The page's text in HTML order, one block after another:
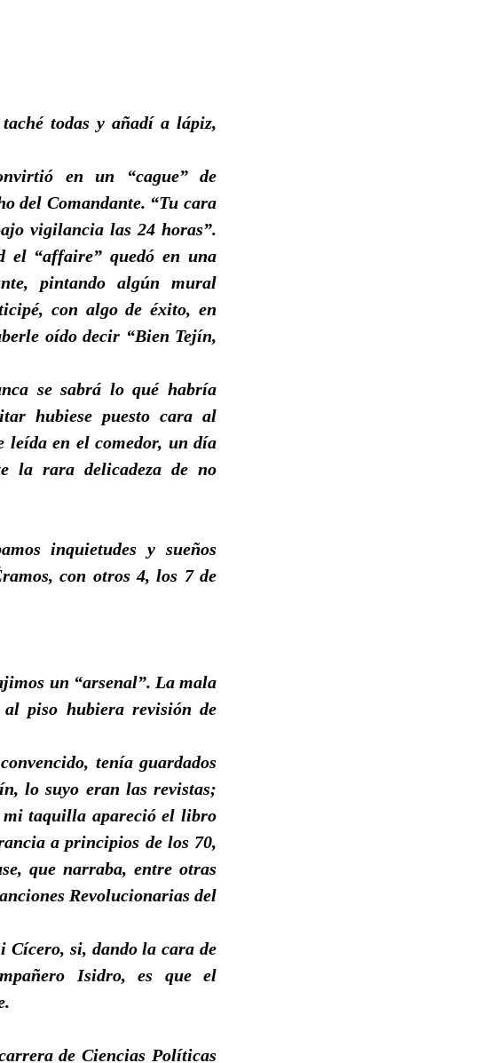
todas y añadí a lápiz,
en un “cague” de
del Comandante. “Tu cara
vigilancia las 24 horas”.
el “affaire” quedó en una
pintando algún mural
con algo de éxito, en
oído decir “Bien Tejín,
se sabrá lo qué habría
hubiese puesto cara al
leída en el comedor, un día
la rara delicadeza de no
inquietudes y sueños
con otros 4, los 7 de
un “arsenal”. La mala
piso hubiera revisión de
tenía guardados
lo suyo eran las revistas;
mi taquilla apareció el libro
a principios de los 70,
que narraba, entre otras
Revolucionarias del
Cícero, si, dando la cara de
Isidro, es que el
de Ciencias Políticas